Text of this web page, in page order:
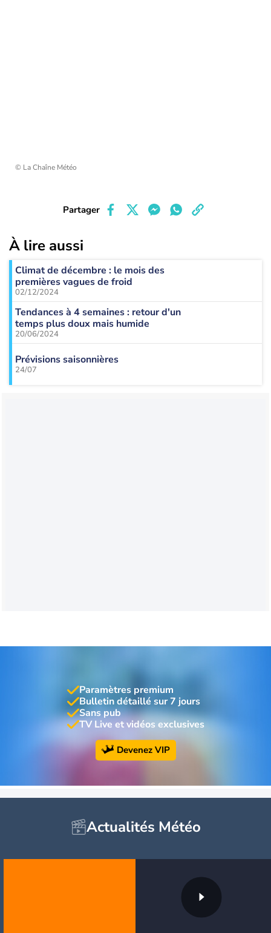
© La Chaîne Météo
Partager
À lire aussi
Climat de décembre : le mois des
premières vagues de froid
02/12/2024
Tendances à 4 semaines : retour d'un
temps plus doux mais humide
20/06/2024
Prévisions saisonnières
24/07
Paramètres premium
Bulletin détaillé sur 7 jours
Sans pub
TV Live et vidéos exclusives
Devenez VIP
Actualités Météo